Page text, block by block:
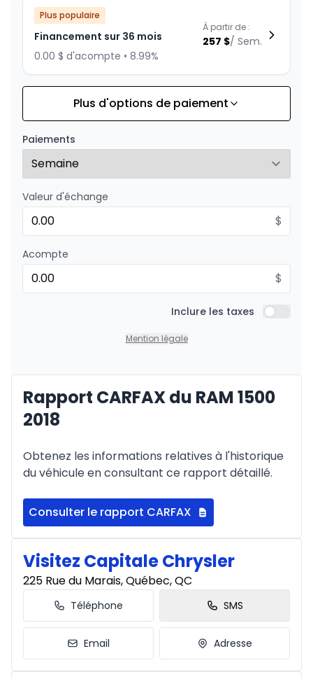
Plus populaire
Financement sur 36 mois
0.00 $ d'acompte • 8.99%
À partir de :
257 $/ Sem.
Financement sur 24 mois
0.00 $ d'acompte • 8.99%
À partir de :
Plus d'options de paiement
Paiements
Valeur d'échange
$
Acompte
$
Inclure les taxes Inclure
Mention légale
Rapport CARFAX du RAM 1500
2018
Obtenez les informations relatives à l'historique
du véhicule en consultant ce rapport détaillé.
Consulter le rapport CARFAX
Visitez Capitale Chrysler
225 Rue du Marais, Québec, QC
Téléphone SMS
Email Adresse